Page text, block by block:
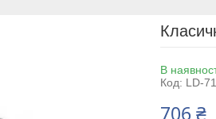
В
Код: LD-71
706 ₴